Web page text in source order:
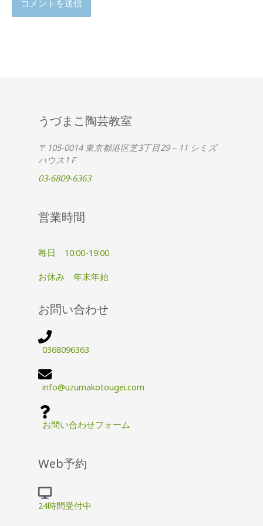
うづまこ陶芸教室
〒105-0014 東京都港区芝3丁目29－11 シミズ
ハウス1Ｆ
03-6809-6363
営業時間
毎日 10:00-19:00
お休み 年末年始
お問い合わせ
0368096363
info@uzumakotougei.com
お問い合わせフォーム
Web予約
24時間受付中